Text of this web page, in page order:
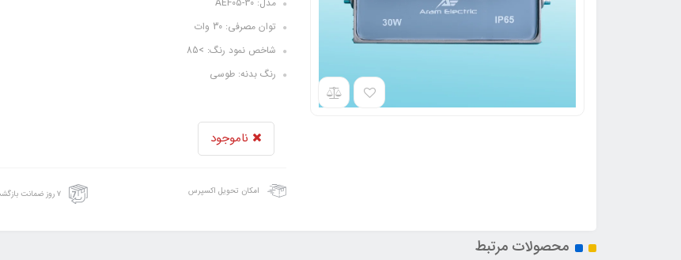
توان مصرفی: 30 وات
شاخص نمود رنگ: >85
رنگ بدنه: طوسی
ناموجود
امکان تحویل اکسپرس ۷ روز ضمانت بازگشت
محصولات مرتبط